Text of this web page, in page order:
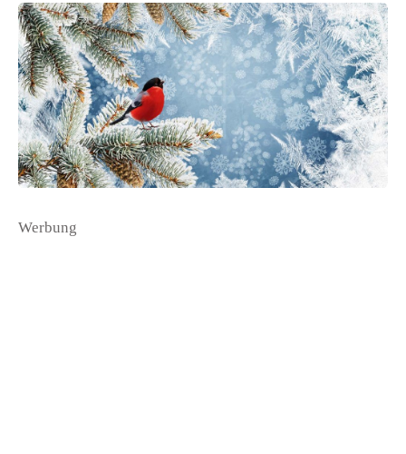
Werbung